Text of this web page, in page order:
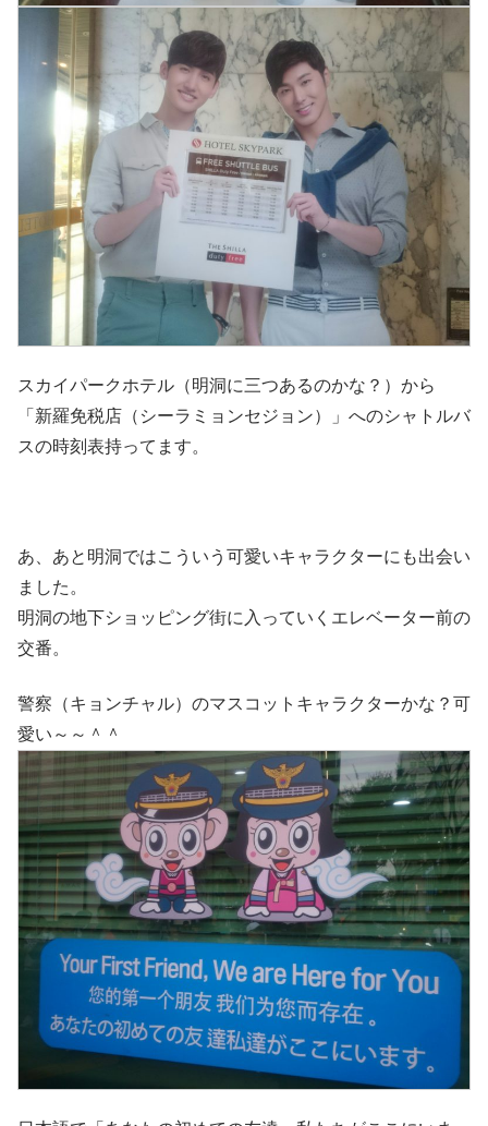
スカイパークホテル（明洞に三つあるのかな？）から
「新羅免税店（シーラミョンセジョン）」へのシャトルバ
スの時刻表持ってます。
あ、あと明洞ではこういう可愛いキャラクターにも出会い
ました。
明洞の地下ショッピング街に入っていくエレベーター前の
交番。
警察（キョンチャル）のマスコットキャラクターかな？可
愛い～～＾＾